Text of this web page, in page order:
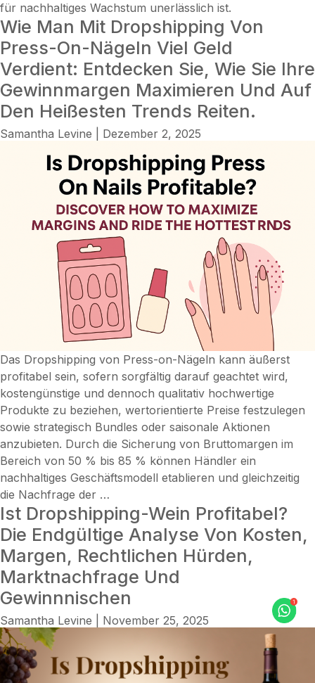
für nachhaltiges Wachstum unerlässlich ist.
Wie Man Mit Dropshipping Von
Press-On-Nägeln Viel Geld
Verdient: Entdecken Sie, Wie Sie Ihre
Gewinnmargen Maximieren Und Auf
Den Heißesten Trends Reiten.
Samantha Levine Dezember 2, 2025
Das Dropshipping von Press-on-Nägeln kann äußerst
profitabel sein, sofern sorgfältig darauf geachtet wird,
kostengünstige und dennoch qualitativ hochwertige
Produkte zu beziehen, wertorientierte Preise festzulegen
sowie strategisch Bundles oder saisonale Aktionen
anzubieten. Durch die Sicherung von Bruttomargen im
Bereich von 50 % bis 85 % können Händler ein
nachhaltiges Geschäftsmodell etablieren und gleichzeitig
die Nachfrage der …
man
Dropshipping
von
Press-
on-
viel
verdient:
Entdecken
Ist Dropshipping-Wein Profitabel?
Die Endgültige Analyse Von Kosten,
Margen, Rechtlichen Hürden,
Marktnachfrage Und
Gewinnnischen
Samantha Levine November 25, 2025